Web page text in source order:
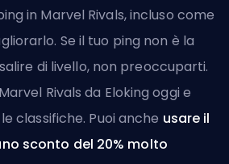
in Marvel Rivals, incluso come
Se il tuo ping non è la
di livello, non preoccuparti.
Rivals da Eloking oggi e
classifiche. Puoi anche usare il
sconto del 20% molto